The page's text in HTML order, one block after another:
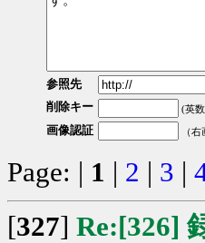
参照先
削除キー
(英
画像認証 （右
Page: | 1 | 2 | 3 |
[327] Re:[326]